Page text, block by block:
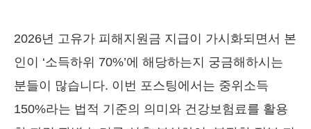
2026년 고유가 피해지원금 지급이 가시화되면서 본
인이 ‘소득하위 70%’에 해당하는지 궁금해하시는
분들이 많습니다. 이번 포스팅에서는 중위소득
150%라는 법적 기준의 의미와 건강보험료를 활용